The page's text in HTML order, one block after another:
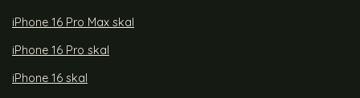
iPhone 16 Pro Max skal
iPhone 16 Pro skal
iPhone 16 skal